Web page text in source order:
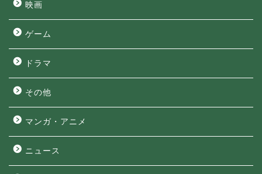
映画
ゲーム
ドラマ
その他
マンガ・アニメ
ニュース